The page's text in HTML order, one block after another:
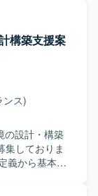
ただける方
プリケーショ
ど、上流工
システム構
プロジェク
CI/CDパイプ
います。
クや認証、
点、推奨事項
ュー資料や説
関係部門と
からリスク
係者と調整
、ITに詳し
分かりやすく
が浅い場合で
アップできる
構築支援案
ンス)
の設計・構築
集しておりま